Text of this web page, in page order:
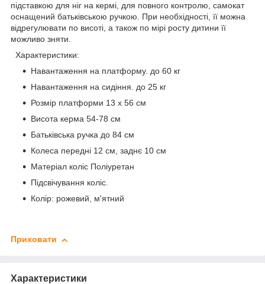
підставкою для ніг на кермі, для повного контролю, самокат
оснащений батьківською ручкою. При необхідності, її можна
відрегулювати по висоті, а також по мірі росту дитини її
можливо зняти.
Характеристики:
Навантаження на платформу. до 60 кг
Навантаження на сидіння. до 25 кг
Розмір платформи 13 х 56 см
Висота керма 54-78 см
Батьківська ручка до 84 см
Колеса передні 12 см, заднє 10 см
Матеріал коліс Поліуретан
Підсвічування коліс.
Колір: рожевий, м'ятний
Приховати
Характеристики